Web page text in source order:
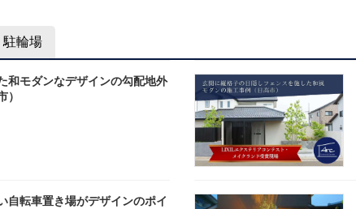
駐輪場
和モダンなデザインの勾配地外
）
自転車置き場がデザインのポイ